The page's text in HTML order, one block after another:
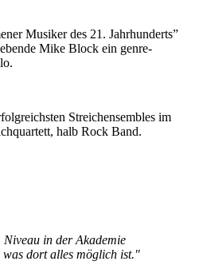
Musiker des 21. Jahrhunderts”
Mike Block ein genre-
Streichensembles im
halb Rock Band.
in der Akademie
was dort alles möglich ist."